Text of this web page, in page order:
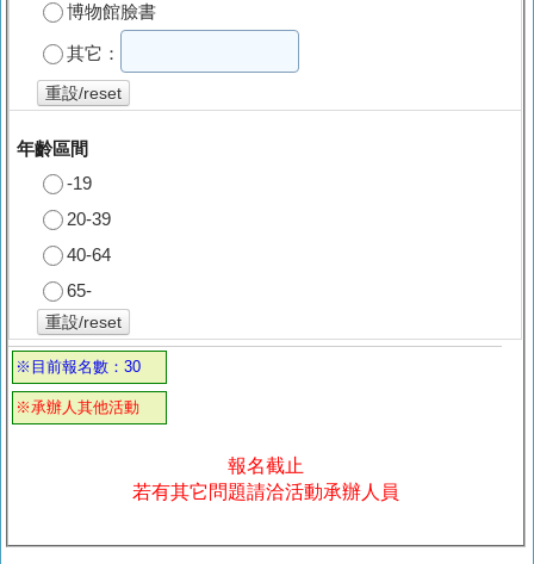
博物館臉書
其它：
重設/reset
年齡區間
-19
20-39
40-64
65-
重設/reset
※目前報名數：30
※承辦人其他活動
報名截止
若有其它問題請洽活動承辦人員